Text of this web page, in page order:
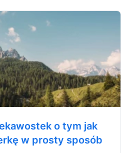
o tym jak
w prosty sposób